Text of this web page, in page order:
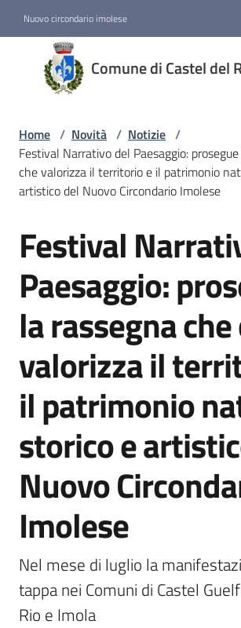
Nuovo circondario imolese
Comune di Castel del
Comune
di
Castel
Amministrazione
Novità
Menu selezionato
Servizi
Vivere
Castel
del
Rio
Servizi
on-
line
Tutti
gli
argomenti
Home / Novità / Notizie /
Festival Narrativo del Paesaggio:
che valorizza il territorio e il patrimonio
artistico del Nuovo Circondario Imolese
Salta al contenuto
Festival
Paesaggio:
la rassegna
valorizza il
il patrimonio
storico e
Nuovo
Imolese
Nel mese di luglio la
tappa nei Comuni di Castel
Rio e Imola